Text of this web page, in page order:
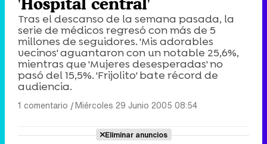
Tras el descanso de la semana pasada, la
serie de médicos regresó con más de 5
millones de seguidores. 'Mis adorables
vecinos' aguantaron con un notable 25,6%,
mientras que 'Mujeres desesperadas' no
pasó del 15,5%. 'Frijolito' bate récord de
audiencia.
1 comentario |Miércoles 29 Junio 2005 08:54
Eliminar anuncios